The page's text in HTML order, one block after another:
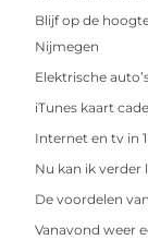
Blijf op de
Nijmegen
Elektrische
iTunes kaart
Internet en tv in
Nu kan ik verder
De voordelen
Vanavond weer